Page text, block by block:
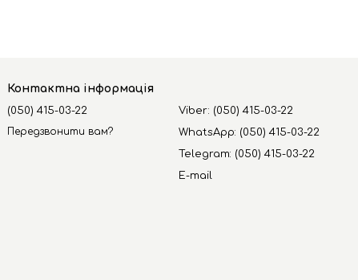
Контактна інформація
(050) 415-03-22
Передзвонити вам?
Viber: (050) 415-03-22
WhatsApp: (050) 415-03-22
Telegram: (050) 415-03-22
E-mail